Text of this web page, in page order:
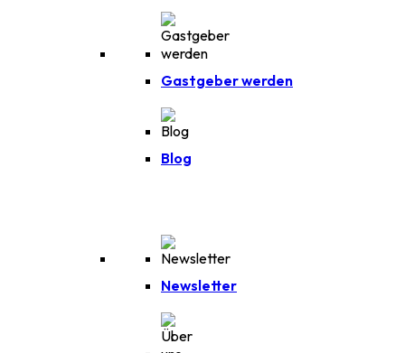
Gastgeber werden
Blog
Newsletter